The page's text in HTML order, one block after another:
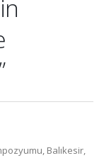
Balıkesir,